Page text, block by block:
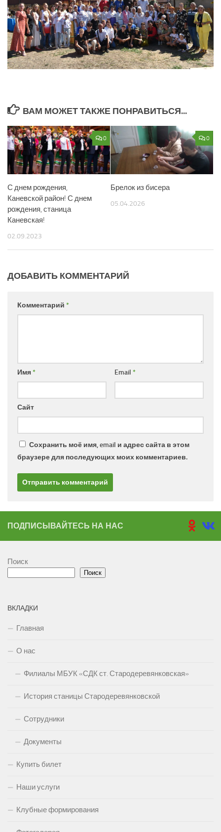
ВАМ МОЖЕТ ТАКЖЕ ПОНРАВИТЬСЯ...
0
С днем рождения,
Каневской район! С днем
рождения, станица
Каневская!
02.09.2023
0
Брелок из бисера
05.04.2026
ДОБАВИТЬ КОММЕНТАРИЙ
Комментарий *
Имя* Email *
Сайт
Сохранить моё имя, email и адрес сайта в этом
браузере для последующих моих комментариев.
ПОДПИСЫВАЙТЕСЬ НА НАС
Поиск
Поиск
ВКЛАДКИ
Главная
О нас
Филиалы МБУК «СДК ст. Стародеревянковская»
История станицы Стародеревянковской
Сотрудники
Документы
Купить билет
Наши услуги
Клубные формирования